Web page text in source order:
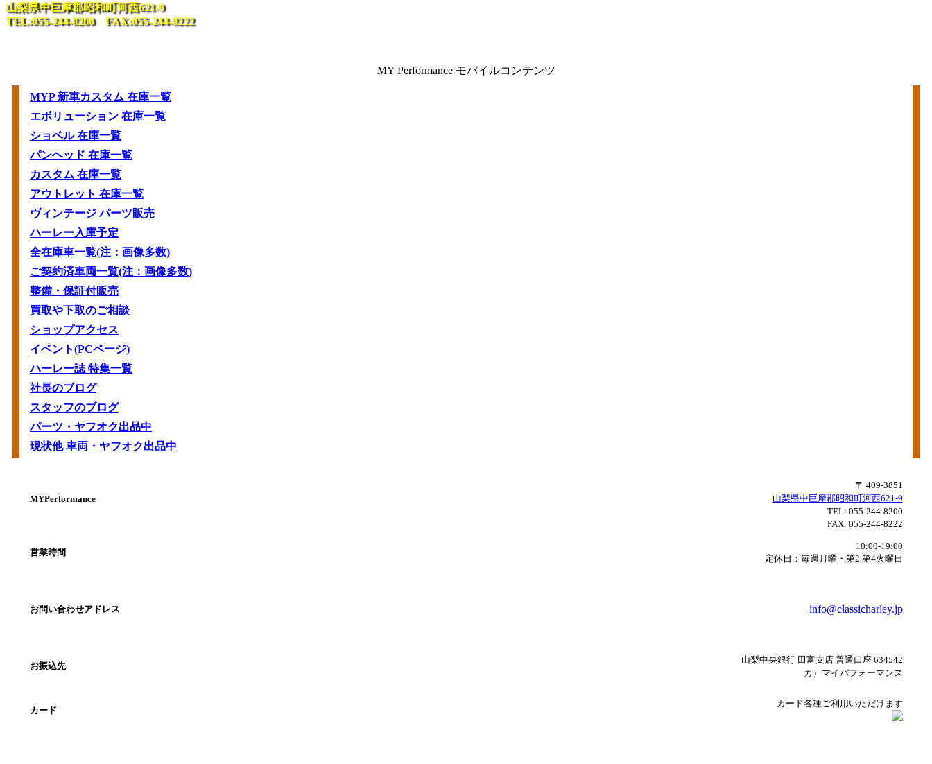
山梨県中巨摩郡昭和町河西621-9
TEL:055-244-8200 FAX:055-244-8222
MY Performance モバイルコンテンツ
MYP 新車カスタム 在庫一覧
エボリューション 在庫一覧
ショベル 在庫一覧
パンヘッド 在庫一覧
カスタム 在庫一覧
アウトレット 在庫一覧
ヴィンテージ パーツ販売
ハーレー入庫予定
全在庫車一覧(注：画像多数)
ご契約済車両一覧(注：画像多数)
整備・保証付販売
買取や下取のご相談
ショップアクセス
イベント(PCページ)
ハーレー誌 特集一覧
社長のブログ
スタッフのブログ
パーツ・ヤフオク出品中
現状他 車両・ヤフオク出品中
MYPerformance
〒 409-3851
山梨県中巨摩郡昭和町河西621-9
TEL: 055-244-8200
FAX: 055-244-8222
営業時間
10:00-19:00
定休日：毎週月曜・第2 第4火曜日
お問い合わせアドレス info@classicharley.jp
お振込先
山梨中央銀行 田富支店 普通口座 634542
カ）マイパフォーマンス
カード
カード各種ご利用いただけます